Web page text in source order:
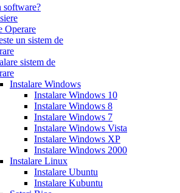
software?
Operare
un sistem de
sistem de
Instalare Windows
Instalare Windows 10
Instalare Windows 8
Instalare Windows 7
Instalare Windows Vista
Instalare Windows XP
Instalare Windows 2000
Instalare Linux
Instalare Ubuntu
Instalare Kubuntu